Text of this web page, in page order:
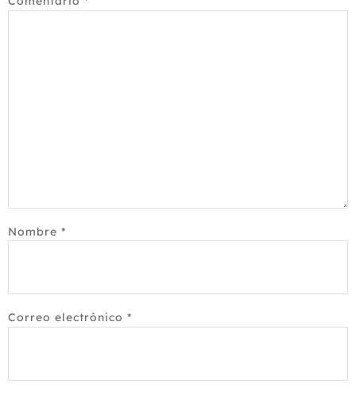
Nombre *
Correo electrónico *